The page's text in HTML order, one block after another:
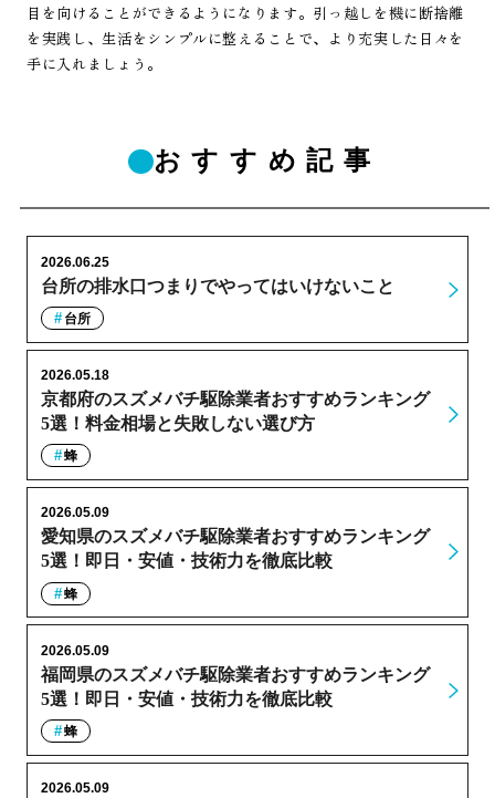
目を向けることができるようになります。引っ越しを機に断捨離
を実践し、生活をシンプルに整えることで、より充実した日々を
手に入れましょう。
おすすめ記事
台所の排水口つまりでやってはいけないこと
2026.06.25
台所
京都府のスズメバチ駆除業者おすすめランキング
5選！料金相場と失敗しない選び方
2026.05.18
蜂
愛知県のスズメバチ駆除業者おすすめランキング
5選！即日・安値・技術力を徹底比較
2026.05.09
蜂
福岡県のスズメバチ駆除業者おすすめランキング
5選！即日・安値・技術力を徹底比較
2026.05.09
蜂
2026.05.09